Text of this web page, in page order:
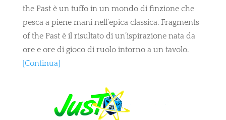
the Past è un tuffo in un mondo di finzione che
pesca a piene mani nell’epica classica. Fragments
of the Past è il risultato di un’ispirazione nata da
ore e ore di gioco di ruolo intorno a un tavolo.
[Continua]